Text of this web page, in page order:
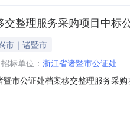
整理服务采购项目中标
市｜诸暨市
招标单位： 浙江省诸暨市公证处
市公证处档案移交整理服务采
市东旺路218号永业大厦8楼五